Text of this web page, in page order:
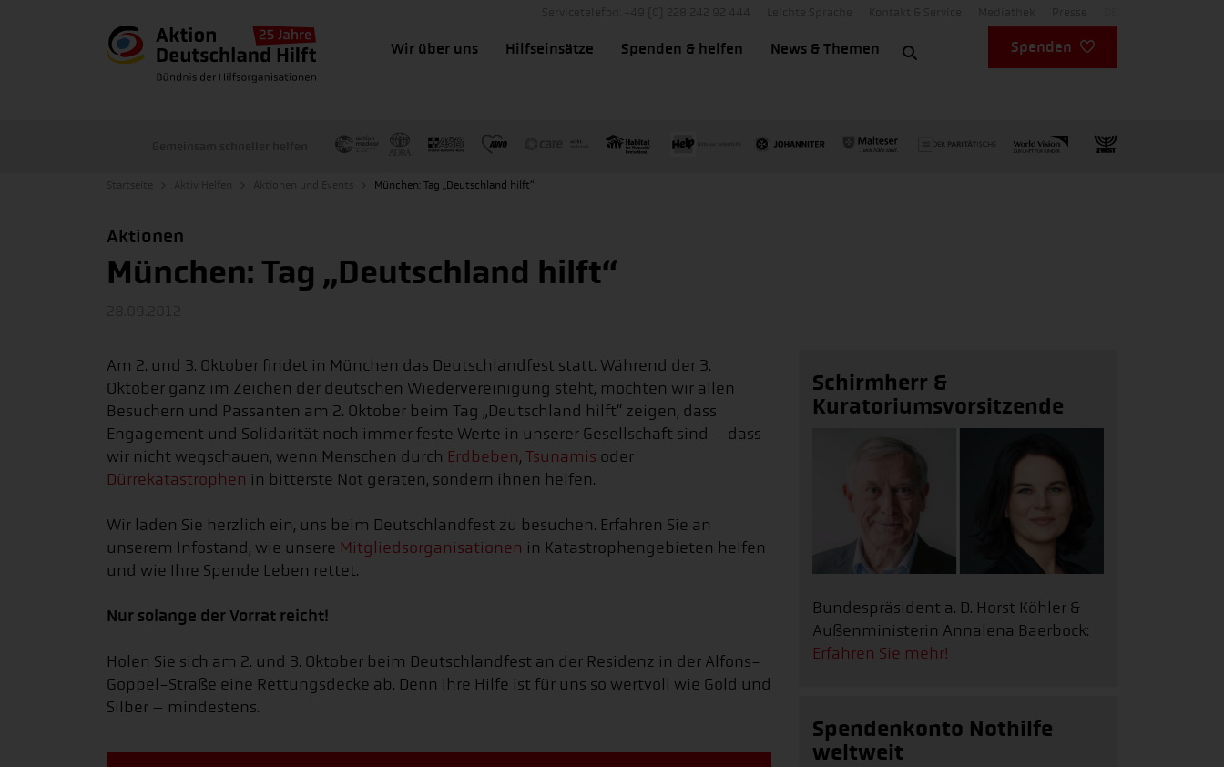
Wir über uns Hilfseinsätze Spenden & helfen News & Themen Spenden
München: Tag „Deutschland hilft“
Aktionen
München: Tag „Deutschland hilft“
Am 2. und 3. Oktober findet in München das Deutschlandfest statt. Während der 3.
Oktober ganz im Zeichen der deutschen Wiedervereinigung steht, möchten wir allen
Besuchern und Passanten am 2. Oktober beim Tag „Deutschland hilft“ zeigen, dass
Engagement und Solidarität noch immer feste Werte in unserer Gesellschaft sind – dass
wir nicht wegschauen, wenn Menschen durch Erdbeben, Tsunamis oder
Dürrekatastrophen in bitterste Not geraten, sondern ihnen helfen.
Wir laden Sie herzlich ein, uns beim Deutschlandfest zu besuchen. Erfahren Sie an
unserem Infostand, wie unsere Mitgliedsorganisationen in Katastrophengebieten helfen
und wie Ihre Spende Leben rettet.
Nur solange der Vorrat reicht!
Holen Sie sich am 2. und 3. Oktober beim Deutschlandfest an der Residenz in der Alfons-
Goppel-Straße eine Rettungsdecke ab. Denn Ihre Hilfe ist für uns so wertvoll wie Gold und
Silber – mindestens.
Schirmherr &
Kuratoriumsvorsitzende
Bundespräsident a. D. Horst Köhler &
Außenministerin Annalena Baerbock:
Erfahren Sie mehr!
Spendenkonto Nothilfe
weltweit